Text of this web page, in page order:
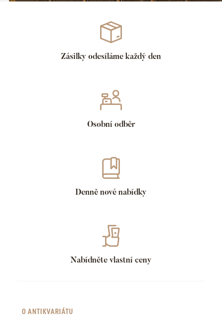
Zásilky odesíláme každý den
Osobní odběr
Denně nové nabídky
Nabídněte vlastní ceny
O ANTIKVARIÁTU